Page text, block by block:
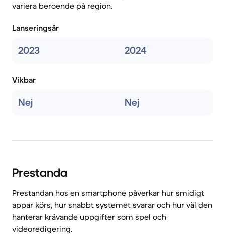
variera beroende på region.
Lanseringsår
2023 2024
Vikbar
Nej Nej
Prestanda
Prestandan hos en smartphone påverkar hur smidigt
appar körs, hur snabbt systemet svarar och hur väl den
hanterar krävande uppgifter som spel och
videoredigering.